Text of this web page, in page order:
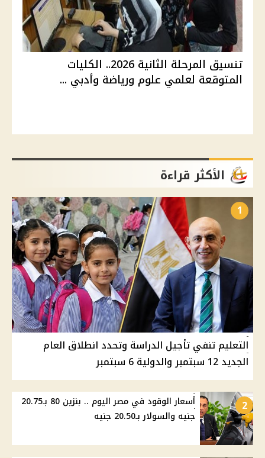
تنسيق المرحلة الثانية 2026.. الكليات
المتوقعة لعلمي علوم ورياضة وأدبي ...
الأكثر قراءة
1
التعليم تنفي تأجيل الدراسة وتحدد انطلاق العام
الجديد 12 سبتمبر والدولية 6 سبتمبر
2
أسعار الوقود في مصر اليوم .. بنزين 80 بـ20.75
جنيه والسولار بـ20.50 جنيه